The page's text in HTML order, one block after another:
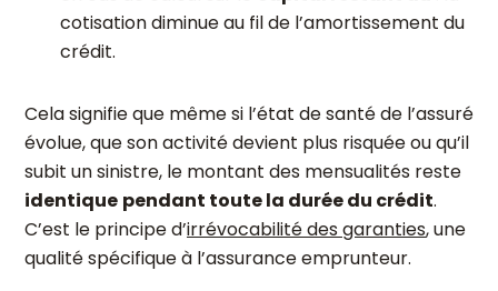
cotisation diminue au fil de l’amortissement du
crédit.
Cela signifie que même si l’état de santé de l’assuré
évolue, que son activité devient plus risquée ou qu’il
subit un sinistre, le montant des mensualités reste
identique pendant toute la durée du crédit.
C’est le principe d’irrévocabilité des garanties, une
qualité spécifique à l’assurance emprunteur.